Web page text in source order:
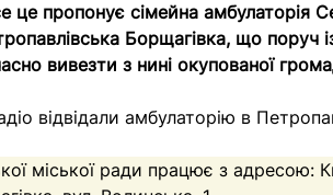
це пропонує сімейна амбулаторія
Борщагівка, що поруч
вивезти з нині окупованої
відвідали амбулаторію в
міської ради працює з адресою: